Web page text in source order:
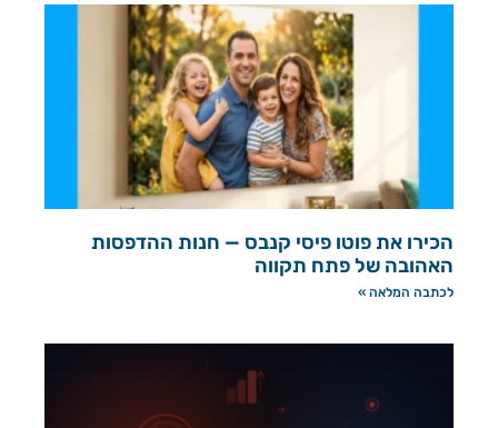
הכירו את פוטו פיסי קנבס — חנות ההדפסות
האהובה של פתח תקווה
לכתבה המלאה »